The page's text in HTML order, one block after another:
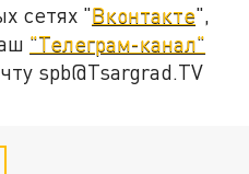
сетях "Вконтакте",
"Телеграм-канал"
spb@Tsargrad.TV